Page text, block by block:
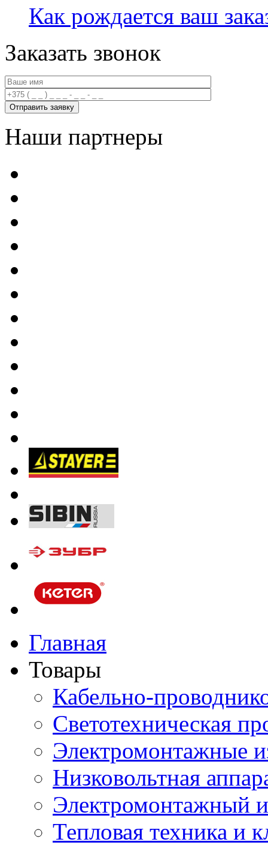
Как рождается ваш
Заказать звонок
Наши партнеры
Главная
Товары
Кабельно-
Светотехническая
Электромонтажные
Низковольтная
Электромонтажный
Тепловая техника и